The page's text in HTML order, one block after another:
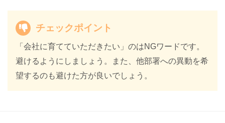
チェックポイント
「会社に育てていただきたい」のはNGワードです。
避けるようにしましょう。また、他部署への異動を希
望するのも避けた方が良いでしょう。